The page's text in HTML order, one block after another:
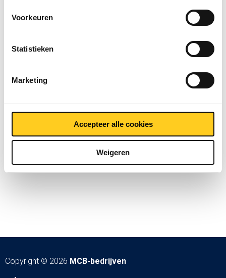
Voorkeuren
Statistieken
Marketing
Accepteer alle cookies
Weigeren
Copyright © 2026 MCB-bedrijven